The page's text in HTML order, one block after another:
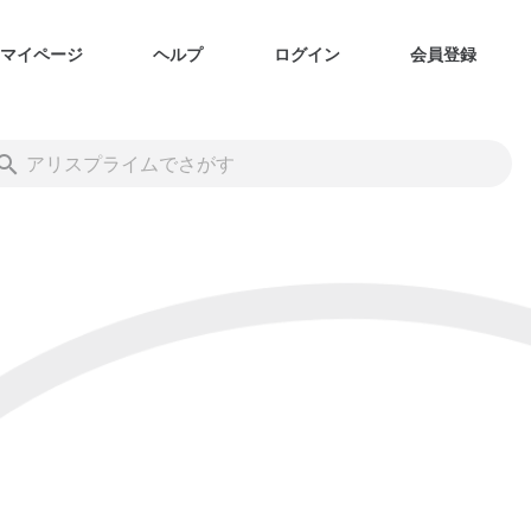
マイページ ヘルプ ログイン 会員登録